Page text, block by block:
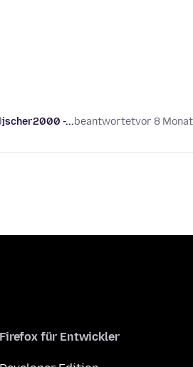
jscher2000 -...beantwortetvor 8
Firefox für Entwickler